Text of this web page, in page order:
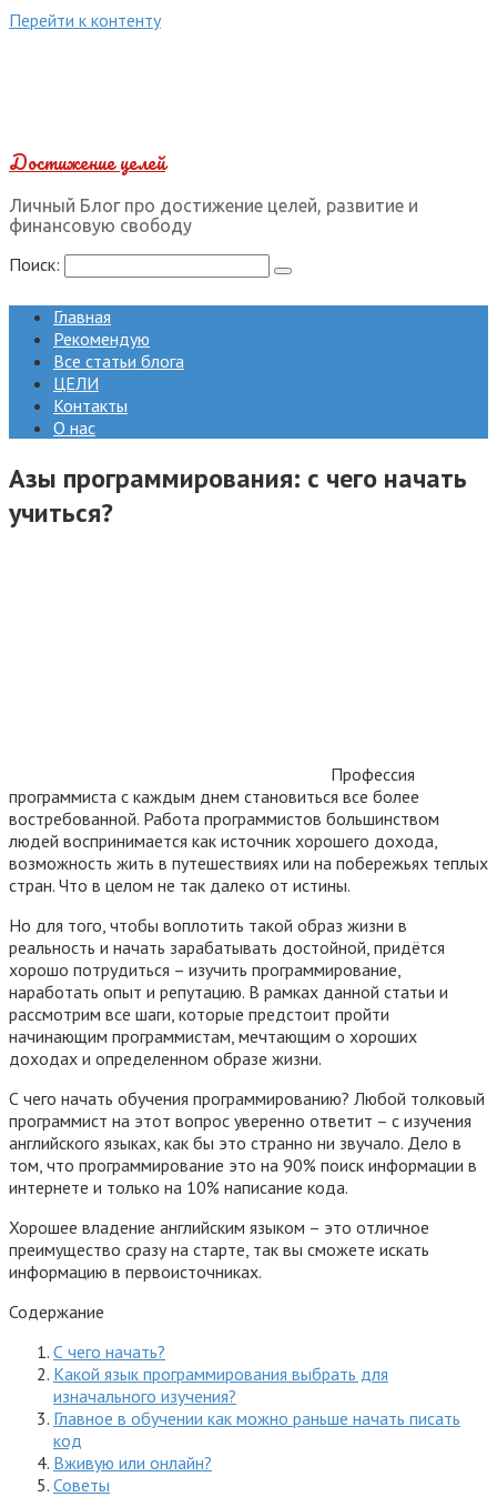
Перейти к контенту
Достижение целей
Личный Блог про достижение целей, развитие и
финансовую свободу
Поиск:
Главная
Рекомендую
Все статьи блога
ЦЕЛИ
Контакты
О нас
Азы программирования: с чего начать
учиться?
Профессия
программиста с каждым днем становиться все более
востребованной. Работа программистов большинством
людей воспринимается как источник хорошего дохода,
возможность жить в путешествиях или на побережьях теплых
стран. Что в целом не так далеко от истины.
Но для того, чтобы воплотить такой образ жизни в
реальность и начать зарабатывать достойной, придётся
хорошо потрудиться – изучить программирование,
наработать опыт и репутацию. В рамках данной статьи и
рассмотрим все шаги, которые предстоит пройти
начинающим программистам, мечтающим о хороших
доходах и определенном образе жизни.
С чего начать обучения программированию? Любой толковый
программист на этот вопрос уверенно ответит – с изучения
английского языках, как бы это странно ни звучало. Дело в
том, что программирование это на 90% поиск информации в
интернете и только на 10% написание кода.
Хорошее владение английским языком – это отличное
преимущество сразу на старте, так вы сможете искать
информацию в первоисточниках.
Содержание
С чего начать?
Какой язык программирования выбрать для
изначального изучения?
Главное в обучении как можно раньше начать писать
код
Вживую или онлайн?
Советы